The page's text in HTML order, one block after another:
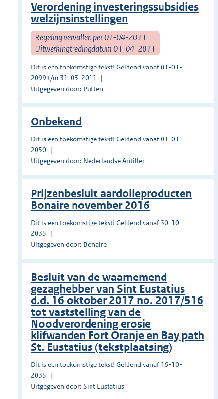
Verordening investeringssubsidies
welzijnsinstellingen
Regeling vervallen per 01-04-2011
Uitwerkingtredingdatum 01-04-2011
Dit is een toekomstige tekst! Geldend vanaf 01-01-
2099 t/m 31-03-2011
Uitgegeven door: Putten
Onbekend
Dit is een toekomstige tekst! Geldend vanaf 01-01-
2050
Uitgegeven door: Nederlandse Antillen
Prĳzenbesluit aardolieproducten
Bonaire november 2016
Dit is een toekomstige tekst! Geldend vanaf 30-10-
2035
Uitgegeven door: Bonaire
Besluit van de waarnemend
gezaghebber van Sint Eustatius
d.d. 16 oktober 2017 no. 2017/516
tot vaststelling van de
Noodverordening erosie
klifwanden Fort Oranje en Bay path
St. Eustatius (tekstplaatsing)
Dit is een toekomstige tekst! Geldend vanaf 16-10-
2035
Uitgegeven door: Sint Eustatius